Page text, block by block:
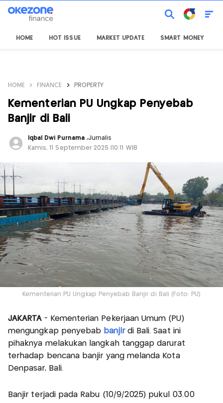
HOME HOT ISSUE MARKET UPDATE SMART MONEY
HOME FINANCE PROPERTY
Kementerian PU Ungkap Penyebab
Banjir di Bali
Iqbal Dwi Purnama ,Jurnalis
Kamis, 11 September 2025 |10:11 WIB
Kementerian PU Ungkap Penyebab Banjir di Bali (Foto: PU)
JAKARTA - Kementerian Pekerjaan Umum (PU)
mengungkap penyebab banjirdi Bali. Saat ini
pihaknya melakukan langkah tanggap darurat
terhadap bencana banjir yang melanda Kota
Denpasar, Bali.
Banjir terjadi pada Rabu (10/9/2025) pukul 03.00